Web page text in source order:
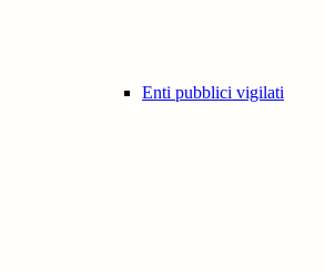
Enti pubblici vigilati